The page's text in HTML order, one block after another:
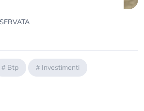
# Btp # Investimenti